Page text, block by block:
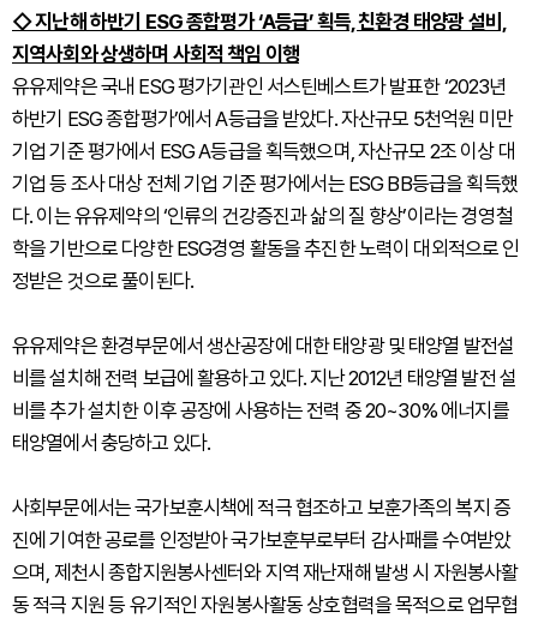
◇ 지난해 하반기 ESG 종합평가 ‘A등급’ 획득, 친환경 태양광 설비,
지역사회와 상생하며 사회적 책임 이행
유유제약은 국내 ESG 평가기관인 서스틴베스트가 발표한 ‘2023년
하반기 ESG 종합평가’에서 A등급을 받았다. 자산규모 5천억원 미만
기업 기준 평가에서 ESG A등급을 획득했으며, 자산규모 2조 이상 대
기업 등 조사 대상 전체 기업 기준 평가에서는 ESG BB등급을 획득했
다. 이는 유유제약의 ‘인류의 건강증진과 삶의 질 향상’이라는 경영철
학을 기반으로 다양한 ESG경영 활동을 추진한 노력이 대외적으로 인
정받은 것으로 풀이된다.
유유제약은 환경부문에서 생산공장에 대한 태양광 및 태양열 발전설
비를 설치해 전력 보급에 활용하고 있다. 지난 2012년 태양열 발전 설
비를 추가 설치한 이후 공장에 사용하는 전력 중 20~30% 에너지를
태양열에서 충당하고 있다.
사회부문에서는 국가보훈시책에 적극 협조하고 보훈가족의 복지 증
진에 기여한 공로를 인정받아 국가보훈부로부터 감사패를 수여받았
으며, 제천시 종합지원봉사센터와 지역 재난재해 발생 시 자원봉사활
동 적극 지원 등 유기적인 자원봉사활동 상호협력을 목적으로 업무협